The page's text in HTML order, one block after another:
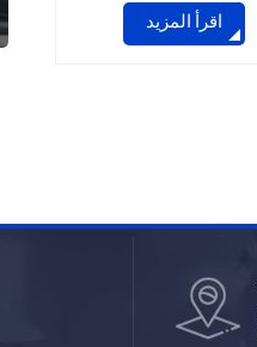
اقرأ المزيد